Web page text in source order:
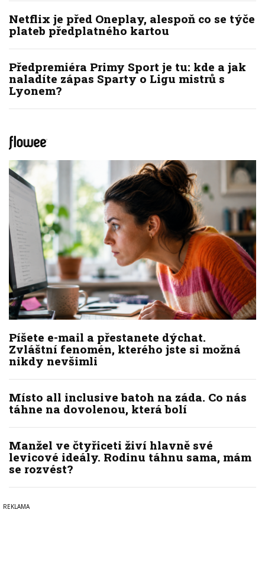
Netflix je před Oneplay, alespoň co se týče
plateb předplatného kartou
Předpremiéra Primy Sport je tu: kde a jak
naladíte zápas Sparty o Ligu mistrů s
Lyonem?
Píšete e-mail a přestanete dýchat.
Zvláštní fenomén, kterého jste si možná
nikdy nevšimli
Místo all inclusive batoh na záda. Co nás
táhne na dovolenou, která bolí
Manžel ve čtyřiceti živí hlavně své
levicové ideály. Rodinu táhnu sama, mám
se rozvést?